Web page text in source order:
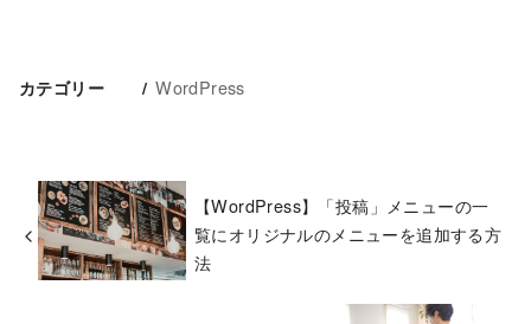
カテゴリー WordPress
【WordPress】「投稿」メニューの一
覧にオリジナルのメニューを追加する方
法